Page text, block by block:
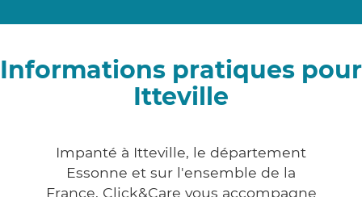
Informations pratiques pour
Itteville
Impanté à Itteville, le département
Essonne et sur l'ensemble de la
France, Click&Care vous accompagne